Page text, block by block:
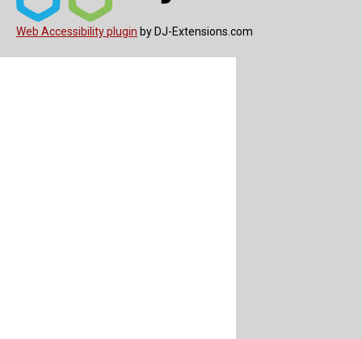
Web Accessibility plugin by DJ-Extensions.com